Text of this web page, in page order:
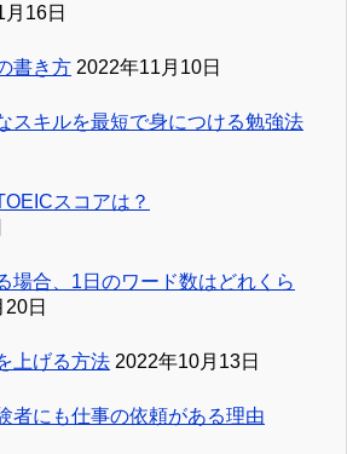
16日
書き方 2022年11月10日
スキルを最短で身につける勉強法
スコアは？
場合、1日のワード数はどれくら
日
上げる方法 2022年10月13日
者にも仕事の依頼がある理由